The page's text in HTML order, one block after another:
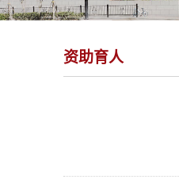
资助育人